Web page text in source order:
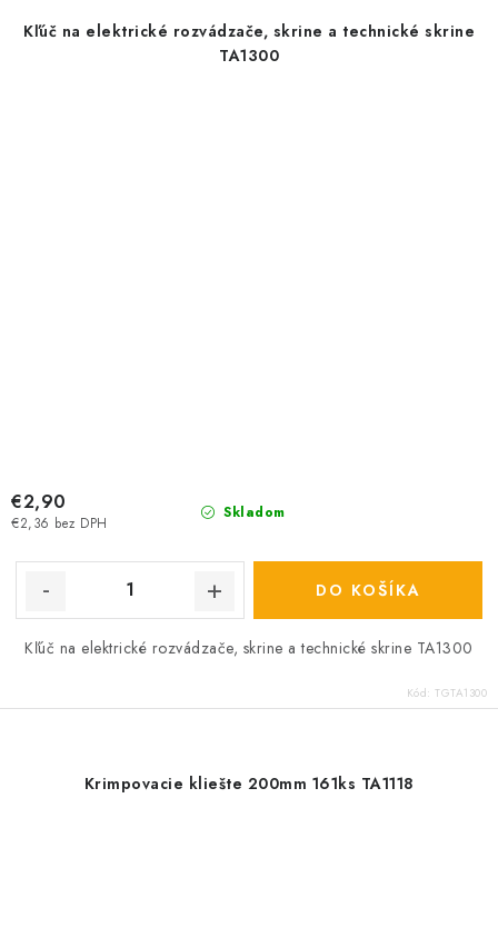
Kľúč na elektrické rozvádzače, skrine a technické skrine
TA1300
Skladom
€2,36 bez DPH
€2,90
DO KOŠÍKA
Kľúč na elektrické rozvádzače, skrine a technické skrine TA1300
Kód: TGTA1300
Krimpovacie kliešte 200mm 161ks TA1118